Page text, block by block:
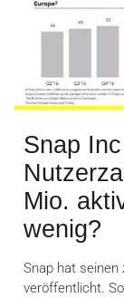
Snap
Mio.
wenig?
Snap hat
veröffentlicht.